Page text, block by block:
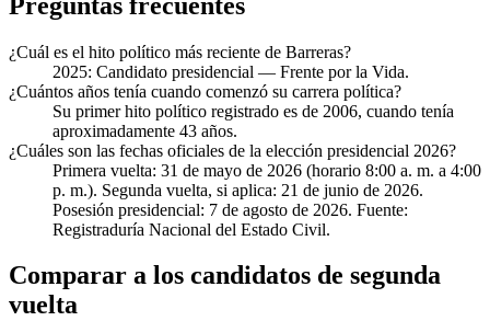
¿Cuál es el hito político más reciente de Barreras?
2025: Candidato presidencial — Frente por la Vida.
¿Cuántos años tenía cuando comenzó su carrera política?
Su primer hito político registrado es de 2006, cuando tenía
aproximadamente 43 años.
¿Cuáles son las fechas oficiales de la elección presidencial 2026?
Primera vuelta: 31 de mayo de 2026 (horario 8:00 a. m. a 4:00
p. m.). Segunda vuelta, si aplica: 21 de junio de 2026.
Posesión presidencial: 7 de agosto de 2026. Fuente:
Registraduría Nacional del Estado Civil.
Comparar a los candidatos de segunda
vuelta